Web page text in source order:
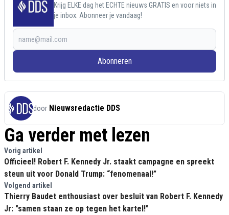
Krijg ELKE dag het ECHTE nieuws GRATIS en voor niets in
je inbox. Abonneer je vandaag!
Abonneren
door Nieuwsredactie DDS
Ga verder met lezen
Vorig artikel
Officieel! Robert F. Kennedy Jr. staakt campagne en spreekt
steun uit voor Donald Trump: “fenomenaal!”
Volgend artikel
Thierry Baudet enthousiast over besluit van Robert F. Kennedy
Jr: "samen staan ze op tegen het kartel!"